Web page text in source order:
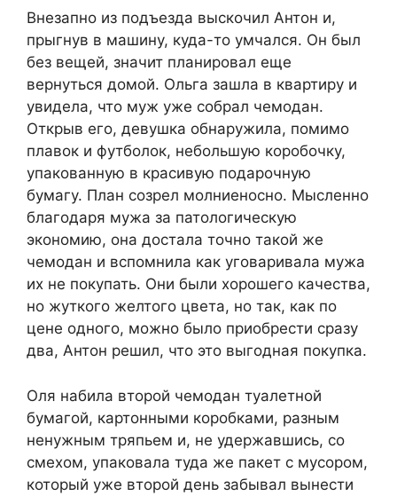
Внезапно из подъезда выскочил Антон и,
прыгнув в машину, куда-то умчался. Он был
без вещей, значит планировал еще
вернуться домой. Ольга зашла в квартиру и
увидела, что муж уже собрал чемодан.
Открыв его, девушка обнаружила, помимо
плавок и футболок, небольшую коробочку,
упакованную в красивую подарочную
бумагу. План созрел молниеносно. Мысленно
благодаря мужа за патологическую
экономию, она достала точно такой же
чемодан и вспомнила как уговаривала мужа
их не покупать. Они были хорошего качества,
но жуткого желтого цвета, но так, как по
цене одного, можно было приобрести сразу
два, Антон решил, что это выгодная покупка.
Оля набила второй чемодан туалетной
бумагой, картонными коробками, разным
ненужным тряпьем и, не удержавшись, со
смехом, упаковала туда же пакет с мусором,
который уже второй день забывал вынести